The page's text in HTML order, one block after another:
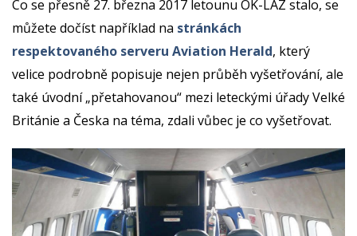
Co se přesně 27. března 2017 letounu OK-LAZ stalo, se
můžete dočíst například na stránkách
respektovaného serveru Aviation Herald, který
velice podrobně popisuje nejen průběh vyšetřování, ale
také úvodní „přetahovanou“ mezi leteckými úřady Velké
Británie a Česka na téma, zdali vůbec je co vyšetřovat.